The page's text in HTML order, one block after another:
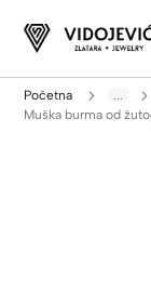
Početna
...
Muška burma od